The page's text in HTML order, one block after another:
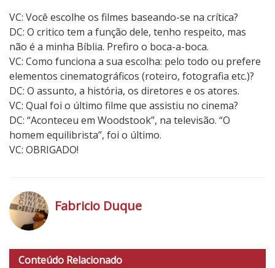
b
o
r
a
h
C
o
l
k
e
r
VC: Você escolhe os filmes baseando-se na crítica?
DC: O critico tem a função dele, tenho respeito, mas
não é a minha Bíblia. Prefiro o boca-a-boca.
VC: Como funciona a sua escolha: pelo todo ou prefere
elementos cinematográficos (roteiro, fotografia etc.)?
DC: O assunto, a história, os diretores e os atores.
VC: Qual foi o último filme que assistiu no cinema?
DC: “Aconteceu em Woodstook”, na televisão. “O
homem equilibrista”, foi o último.
VC: OBRIGADO!
t
Fabricio Duque
Conteúdo Relacionado